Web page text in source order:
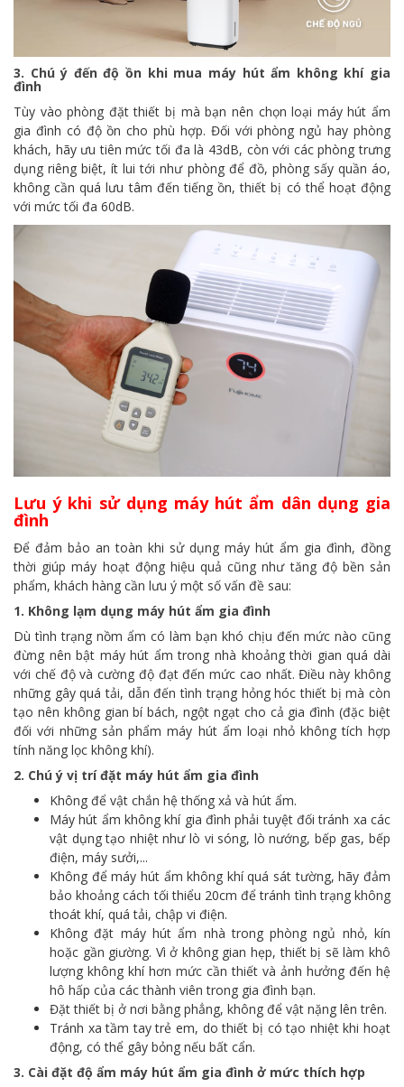
3. Chú ý đến độ ồn khi mua máy hút ẩm không khí gia
đình
Tùy vào phòng đặt thiết bị mà bạn nên chọn loại máy hút ẩm
gia đình có độ ồn cho phù hợp. Đối với phòng ngủ hay phòng
khách, hãy ưu tiên mức tối đa là 43dB, còn với các phòng trưng
dụng riêng biệt, ít lui tới như phòng để đồ, phòng sấy quần áo,
không cần quá lưu tâm đến tiếng ồn, thiết bị có thể hoạt động
với mức tối đa 60dB.
Lưu ý khi sử dụng máy hút ẩm dân dụng gia
đình
Để đảm bảo an toàn khi sử dụng máy hút ẩm gia đình, đồng
thời giúp máy hoạt động hiệu quả cũng như tăng độ bền sản
phẩm, khách hàng cần lưu ý một số vấn đề sau:
1. Không lạm dụng máy hút ẩm gia đình
Dù tình trạng nồm ẩm có làm bạn khó chịu đến mức nào cũng
đừng nên bật máy hút ẩm trong nhà khoảng thời gian quá dài
với chế độ và cường độ đạt đến mức cao nhất. Điều này không
những gây quá tải, dẫn đến tình trạng hỏng hóc thiết bị mà còn
tạo nên không gian bí bách, ngột ngạt cho cả gia đình (đặc biệt
đối với những sản phẩm máy hút ẩm loại nhỏ không tích hợp
tính năng lọc không khí).
2. Chú ý vị trí đặt máy hút ẩm gia đình
Không để vật chắn hệ thống xả và hút ẩm.
Máy hút ẩm không khí gia đình phải tuyệt đối tránh xa các
vật dụng tạo nhiệt như lò vi sóng, lò nướng, bếp gas, bếp
điện, máy sưởi,...
Không để máy hút ẩm không khí quá sát tường, hãy đảm
bảo khoảng cách tối thiểu 20cm để tránh tình trạng không
thoát khí, quá tải, chập vi điện.
Không đặt máy hút ẩm nhà trong phòng ngủ nhỏ, kín
hoặc gần giường. Vì ở không gian hẹp, thiết bị sẽ làm khô
lượng không khí hơn mức cần thiết và ảnh hưởng đến hệ
hô hấp của các thành viên trong gia đình bạn.
Đặt thiết bị ở nơi bằng phẳng, không để vật nặng lên trên.
Tránh xa tầm tay trẻ em, do thiết bị có tạo nhiệt khi hoạt
động, có thể gây bỏng nếu bất cẩn.
3. Cài đặt độ ẩm máy hút ẩm gia đình ở mức thích hợp